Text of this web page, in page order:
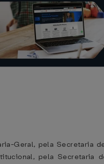
Geral, pela Secretaria
pela Secretaria